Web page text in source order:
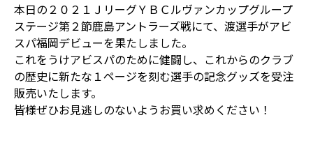
本日の２０２１ＪリーグＹＢＣルヴァンカップグループ
ステージ第２節鹿島アントラーズ戦にて、渡選手がアビ
スパ福岡デビューを果たしました。
これをうけアビスパのために健闘し、これからのクラブ
の歴史に新たな１ページを刻む選手の記念グッズを受注
販売いたします。
皆様ぜひお見逃しのないようお買い求めください！